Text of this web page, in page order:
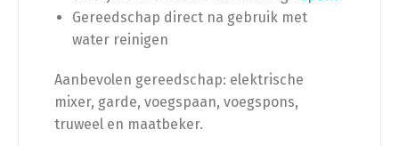
Gereedschap direct na gebruik met
water reinigen
Aanbevolen gereedschap: elektrische
mixer, garde, voegspaan, voegspons,
truweel en maatbeker.